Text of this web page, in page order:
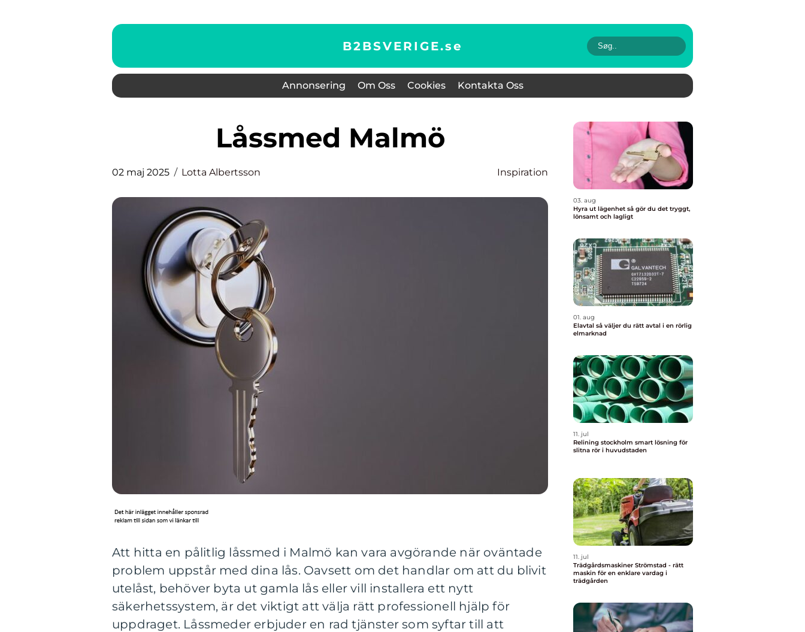
B2BSVERIGE.se
Annonsering Om Oss Cookies Kontakta Oss
Låssmed Malmö
02 maj 2025 Lotta Albertsson Inspiration
Att hitta en pålitlig låssmed i Malmö kan vara avgörande när oväntade
problem uppstår med dina lås. Oavsett om det handlar om att du blivit
utelåst, behöver byta ut gamla lås eller vill installera ett nytt
säkerhetssystem, är det viktigt att välja rätt professionell hjälp för
uppdraget. Låssmeder erbjuder en rad tjänster som syftar till att
03. aug
Hyra ut lägenhet så gör du det tryggt,
lönsamt och lagligt
01. aug
Elavtal så väljer du rätt avtal i en rörlig
elmarknad
11. jul
Relining stockholm smart lösning för
slitna rör i huvudstaden
11. jul
Trädgårdsmaskiner Strömstad - rätt
maskin för en enklare vardag i
trädgården